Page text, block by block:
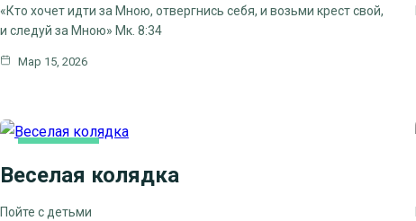
«Кто хочет идти за Мною, отвергнись себя, и возьми крест свой,
и следуй за Мною» Мк. 8:34
Мар 15, 2026
Веселая колядка
Пойте с детьми